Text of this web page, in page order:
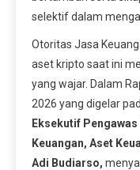
selektif dalam
Otoritas Jasa
aset kripto saat ini
yang wajar. Dalam
2026 yang digelar
Eksekutif
Keuangan, Aset
Adi Budiarso,